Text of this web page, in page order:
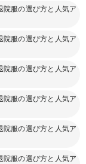
服の選び方と人気ア
服の選び方と人気ア
服の選び方と人気ア
服の選び方と人気ア
服の選び方と人気ア
服の選び方と人気ア